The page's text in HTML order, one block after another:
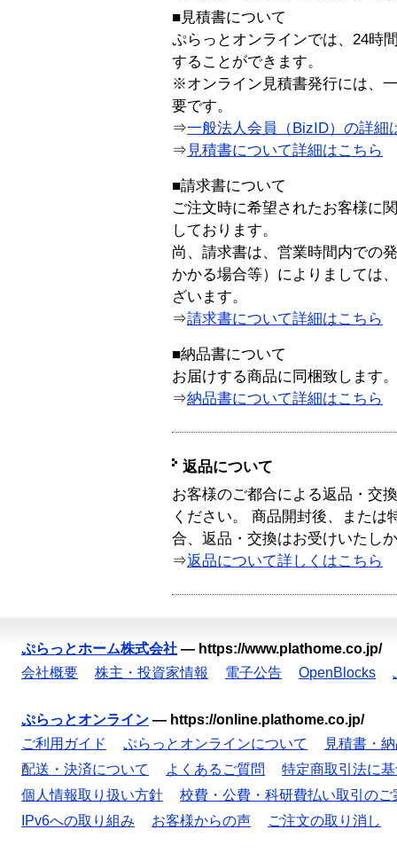
■見積書について
ぷらっとオンラインでは、24時
することができます。
※オンライン見積書発行には、
要です。
⇒一般法人会員（BizID）の詳細
⇒ 見積書について詳細はこちら
■請求書について
ご注文時に希望されたお客様に
しております。
尚、請求書は、営業時間内での
かかる場合等）によりましては
ざいます。
⇒請求書について詳細はこちら
■納品書について
お届けする商品に同梱致します。
⇒納品書について詳細はこちら
返品について
お客様のご都合による返品・交
ください。 商品開封後、または
合、返品・交換はお受けいたし
⇒返品について詳しくはこちら
ぷらっとホーム株式会社 — https://www.plathome.co.jp/
会社概要
株主・投資家情報 電子公告 OpenBlocks
ぷらっとオンライン — https://online.plathome.co.jp/
ご利用ガイド
ぷらっとオンラインについて
見積書・
配送・決済について
よくあるご質問
特定商取引法に
個人情報取り扱い方針
校費・公費・科研費払い取引のご
IPv6への取り組み
お客様からの声 ご注文の取り消し